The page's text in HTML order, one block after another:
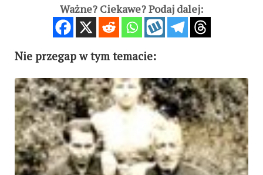
Ważne? Ciekawe? Podaj dalej:
Nie przegap w tym temacie: